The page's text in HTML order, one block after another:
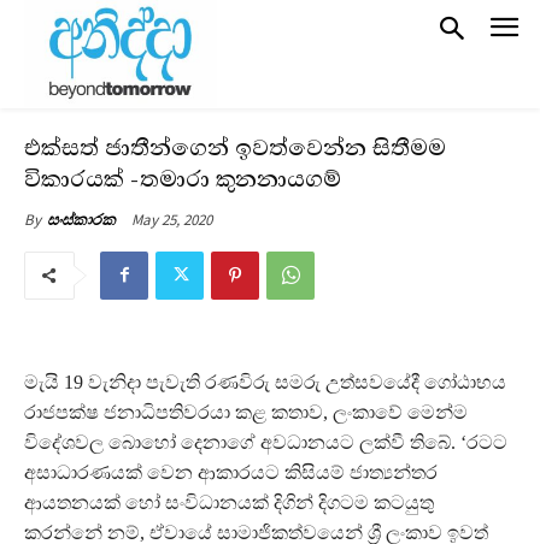
එක්සත් ජාතීන්ගෙන් ඉවත්වෙන්න සිතීමම
විකාරයක් -තමාරා කුනනායගම්
By සංස්කාරක May 25, 2020
මැයි 19 වැනිදා පැවැති රණවිරු සමරු උත්සවයේදී ගෝඨාභය
රාජපක්ෂ ජනාධිපතිවරයා කළ කතාව, ලංකාවේ මෙන්ම
විදේශවල බොහෝ දෙනාගේ අවධානයට ලක්වී තිබේ. ‘රටට
අසාධාරණයක් වෙන ආකාරයට කිසියම් ජාත්‍යන්තර
ආයතනයක් හෝ සංවිධානයක් දිගින් දිගටම කටයුතු
කරන්නේ නම්, ඒවායේ සාමාජිකත්වයෙන් ශ්‍රී ලංකාව ඉවත්